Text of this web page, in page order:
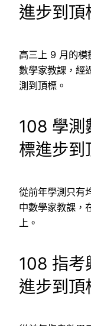
進步到頂
高三上 9 月的模
數學家教課，經
測到頂標。
108 學測
標進步到
從前年學測只有
中數學家教課，
上。
108 指考
進步到頂